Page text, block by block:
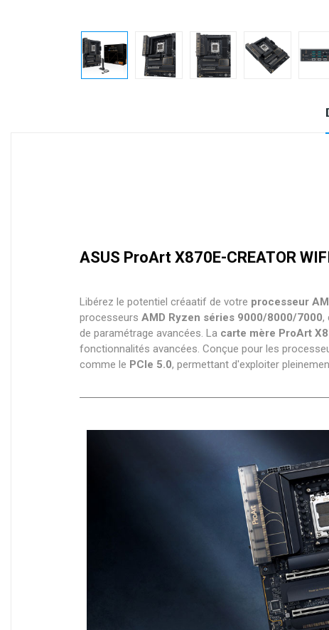
ASUS ProArt X870E-CREATOR
Libérez le potentiel créaatif de votre processeur
processeurs AMD Ryzen séries 9000/8000/7000,
de paramétrage avancées. La carte mère ProArt
fonctionnalités avancées. Conçue pour les
comme le PCIe 5.0, permettant d'exploiter